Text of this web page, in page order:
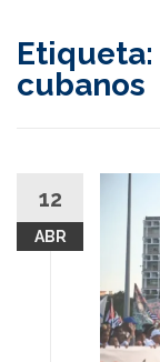
Etiqueta:
cubanos
12
ABR